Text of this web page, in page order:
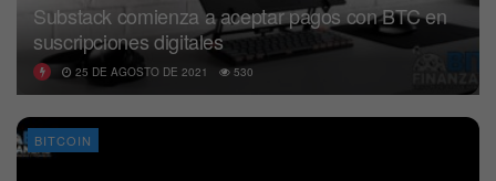
Substack comienza a aceptar pagos con BTC en
suscripciones digitales
25 DE AGOSTO DE 2021 530
BITCOIN